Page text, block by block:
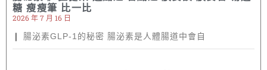
糖 瘦瘦筆 比一比
2026 年 7 月 16 日
❙ 腸泌素GLP-1的秘密 腸泌素是人體腸道中會自